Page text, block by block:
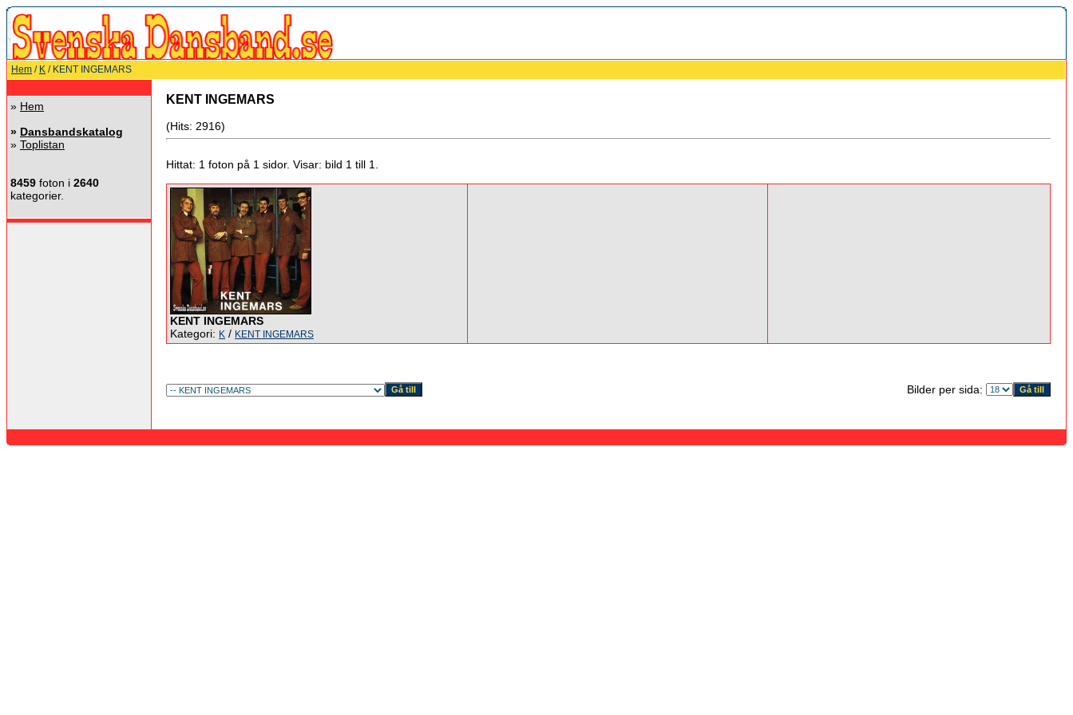
Hem / K / KENT INGEMARS
» Hem
» Dansbandskatalog
» Toplistan
8459 foton i 2640
kategorier.
KENT INGEMARS
(Hits: 2916)
Hittat: 1 foton på 1 sidor. Visar: bild 1 till 1.
KENT INGEMARS
Kategori: K / KENT INGEMARS
Bilder per sida: